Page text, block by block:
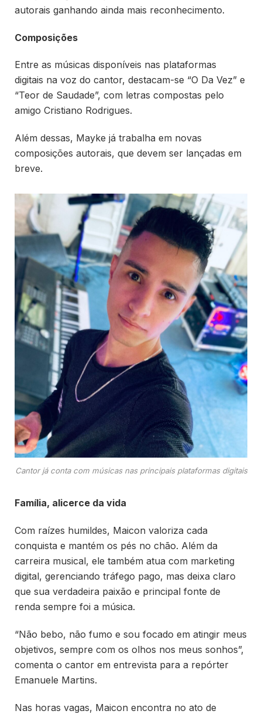
autorais ganhando ainda mais reconhecimento.
Composições
Entre as músicas disponíveis nas plataformas
digitais na voz do cantor, destacam-se “O Da Vez” e
“Teor de Saudade”, com letras compostas pelo
amigo Cristiano Rodrigues.
Além dessas, Mayke já trabalha em novas
composições autorais, que devem ser lançadas em
breve.
Cantor já conta com músicas nas principais plataformas digitais
Família, alicerce da vida
Com raízes humildes, Maicon valoriza cada
conquista e mantém os pés no chão. Além da
carreira musical, ele também atua com marketing
digital, gerenciando tráfego pago, mas deixa claro
que sua verdadeira paixão e principal fonte de
renda sempre foi a música.
“Não bebo, não fumo e sou focado em atingir meus
objetivos, sempre com os olhos nos meus sonhos”,
comenta o cantor em entrevista para a repórter
Emanuele Martins.
Nas horas vagas, Maicon encontra no ato de